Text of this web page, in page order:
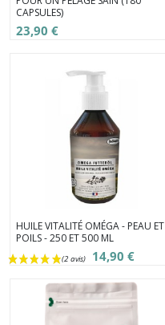
CAPSULES)
23,90 €
HUILE VITALITÉ OMÉGA - PEAU ET
POILS - 250 ET 500 ML
14,90 €